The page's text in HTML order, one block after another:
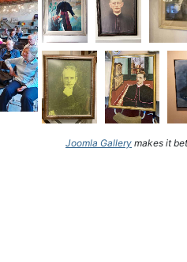
Joomla Gallery makes it